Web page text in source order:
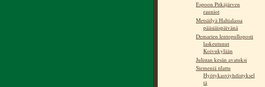
Espoon Pitkäjärven
rauniot
Metsäilyä Haltialassa
pääsiäispäivänä
Demarien lentopulloposti
laskeutunut
Koivukylään
Julistan kesän avatuksi
Siemeniä tilattu
Hyötykasviyhdistyksel
tä